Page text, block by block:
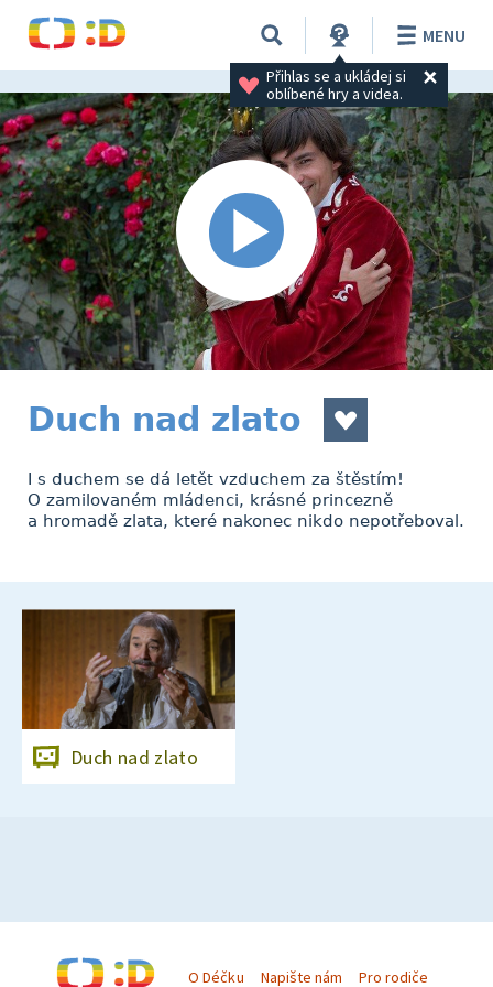
Přihlas se a ukládej si
oblíbené hry a videa.
MENU
Duch nad zlato
I s duchem se dá letět vzduchem za štěstím!
O zamilovaném mládenci, krásné princezně
a hromadě zlata, které nakonec nikdo nepotřeboval.
Duch nad zlato
O Déčku Napište nám Pro rodiče